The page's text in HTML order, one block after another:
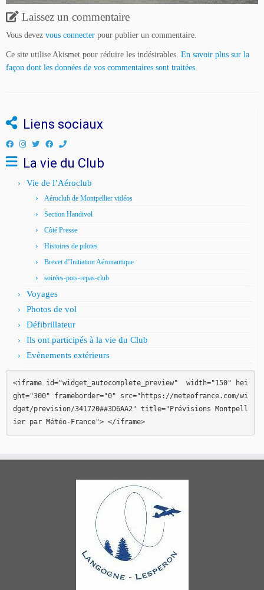
Laissez un commentaire
Vous devez vous connecter pour publier un commentaire.
Ce site utilise Akismet pour réduire les indésirables. En savoir plus sur la
façon dont les données de vos commentaires sont traitées
Liens sociaux
La vie du Club
Vie de l’Aéroclub
Aéroclub de Montpellier vidéos
Section Handivol
Côté Presse
Histoires de pilotes
Brevet d’Initiation Aéronautique
soirées-pots-repas-club
Voyages
Photos de vol
Défibrillateur
Ils ont participés à la vie du Club
Evènements extérieurs
<iframe id="widget_autocomplete_preview"  width="150" hei
ght="300" frameborder="0" src="https://meteofrance.com/wi
dget/prevision/341720##3D6AA2" title="Prévisions Montpell
ier par Météo-France"> </iframe>